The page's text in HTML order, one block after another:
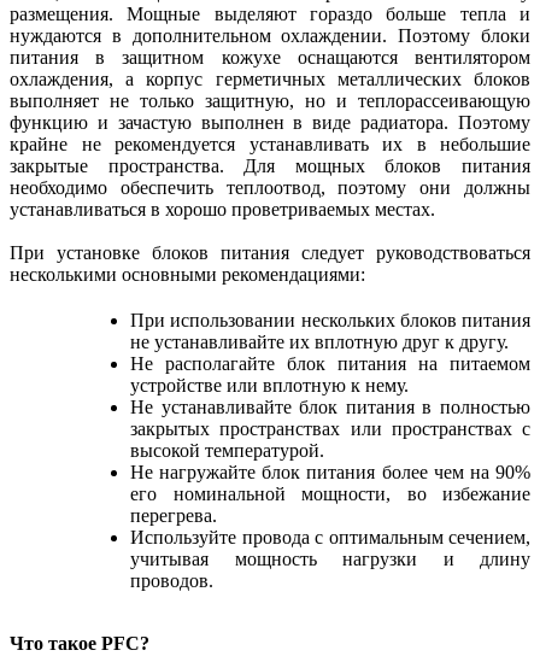
размещения. Мощные выделяют гораздо больше тепла и
нуждаются в дополнительном охлаждении. Поэтому блоки
питания в защитном кожухе оснащаются вентилятором
охлаждения, а корпус герметичных металлических блоков
выполняет не только защитную, но и теплорассеивающую
функцию и зачастую выполнен в виде радиатора. Поэтому
крайне не рекомендуется устанавливать их в небольшие
закрытые пространства. Для мощных блоков питания
необходимо обеспечить теплоотвод, поэтому они должны
устанавливаться в хорошо проветриваемых местах.
При установке блоков питания следует руководствоваться
несколькими основными рекомендациями:
При использовании нескольких блоков питания
не устанавливайте их вплотную друг к другу.
Не располагайте блок питания на питаемом
устройстве или вплотную к нему.
Не устанавливайте блок питания в полностью
закрытых пространствах или пространствах с
высокой температурой.
Не нагружайте блок питания более чем на 90%
его номинальной мощности, во избежание
перегрева.
Используйте провода с оптимальным сечением,
учитывая мощность нагрузки и длину
проводов.
Что такое PFC?